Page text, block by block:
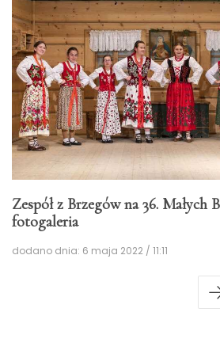
Zespół z Brzegów na 36. Małych
fotogaleria
dodano dnia: 6 maja 2022 / 11:11